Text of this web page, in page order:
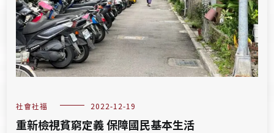
社會社福 2022-12-19
重新檢視貧窮定義 保障國民基本生活